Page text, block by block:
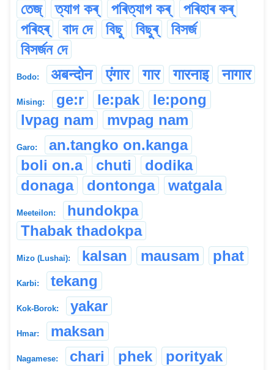
তেজ্
ত্যাগ কৰ্ পৰিত্যাগ কৰ্
পৰিহাৰ কৰ্
পৰিহৰ্
বাদ দে বিছু বিছুৰ্
বিসৰ্জ
বিসৰ্জন দে
Bodo: अबन्दोन एंगार गार गारनाइ नागार
Mising: ge:r le:pak
le:pong
lvpag nam
mvpag nam
Garo:
an.tangko on.kanga
boli on.a
chuti
dodika
donaga
dontonga watgala
Meeteilon:
hundokpa
Thabak thadokpa
Mizo (Lushai): kalsan mausam phat
Karbi: tekang
Kok-Borok: yakar
Hmar: maksan
Nagamese: chari phek porityak